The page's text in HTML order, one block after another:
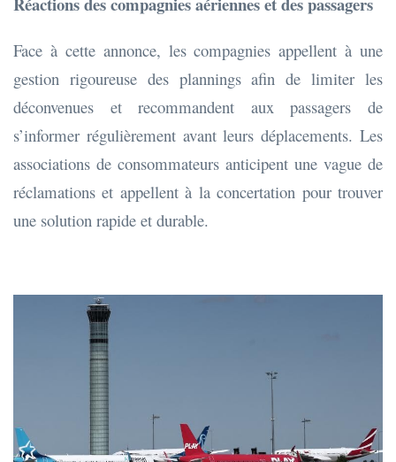
Face à cette annonce, les compagnies appellent à une
gestion rigoureuse des plannings afin de limiter les
déconvenues et recommandent aux passagers de
s’informer régulièrement avant leurs déplacements. Les
associations de consommateurs anticipent une vague de
réclamations et appellent à la concertation pour trouver
une solution rapide et durable.